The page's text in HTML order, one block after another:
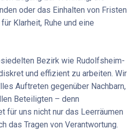
oder das Einhalten von Fristen
Klarheit, Ruhe und eine
Bezirk wie Rudolfsheim-
und effizient zu arbeiten. Wir
Auftreten gegenüber Nachbarn,
Beteiligten – denn
für uns nicht nur das Leerräumen
das Tragen von Verantwortung.